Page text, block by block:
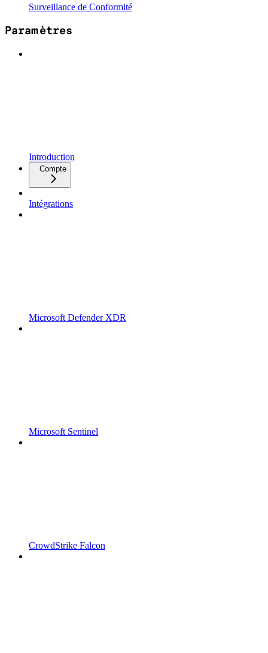
Surveillance de Conformité
Paramètres
Introduction
Compte
Intégrations
Microsoft Defender XDR
Microsoft Sentinel
CrowdStrike Falcon